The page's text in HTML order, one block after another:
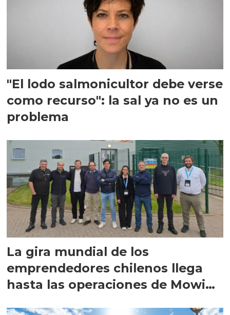
"El lodo salmonicultor debe verse
como recurso": la sal ya no es un
problema
La gira mundial de los
emprendedores chilenos llega
hasta las operaciones de Mowi